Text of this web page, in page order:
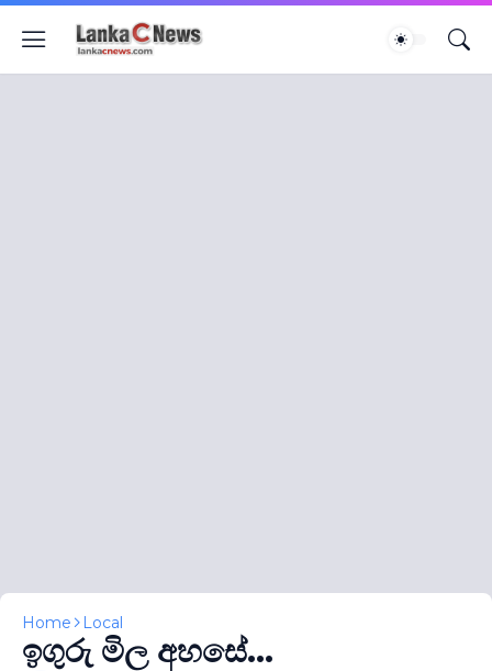
Home Local
ඉගුරු මිල අහසේ...